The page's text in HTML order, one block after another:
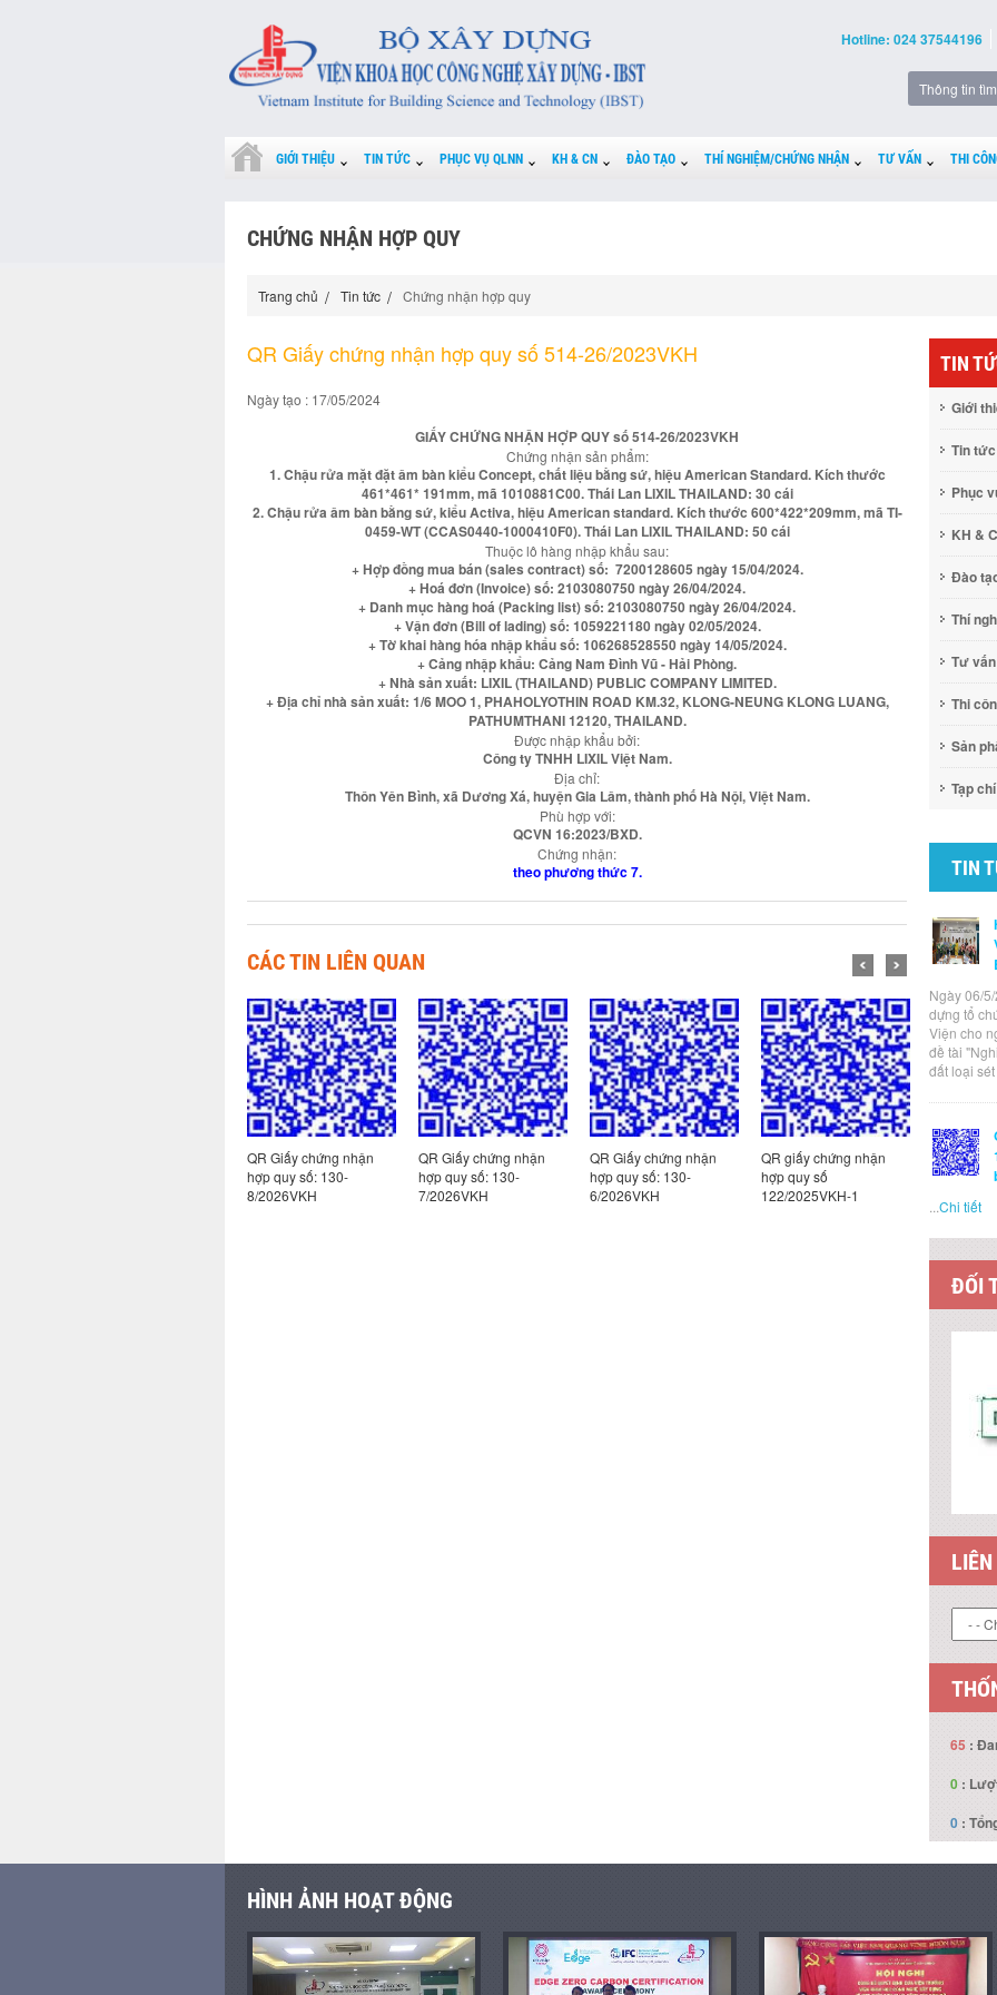
Hotline: 024 37544196
GIỚI THIỆU TIN TỨC PHỤC VỤ QLNN KH & CN ĐÀO TẠO THÍ NGHIỆM/CHỨNG NHẬN TƯ VẤN THI
CHỨNG NHẬN HỢP QUY
Trang chủ Tin tức Chứng nhận hợp quy
QR Giấy chứng nhận hợp quy số 514-26/2023VKH
Ngày tạo : 17/05/2024
GIẤY CHỨNG NHẬN HỢP QUY số 514-26/2023VKH
Chứng nhận sản phẩm:
1. Chậu rửa mặt đặt âm bàn kiểu Concept, chất liệu bằng sứ, hiệu American Standard. Kích thước
461*461* 191mm, mã 1010881C00. Thái Lan LIXIL THAILAND: 30 cái
2. Chậu rửa âm bàn bằng sứ, kiểu Activa, hiệu American standard. Kích thước 600*422*209mm, mã TI-
0459-WT (CCAS0440-1000410F0). Thái Lan LIXIL THAILAND: 50 cái
Thuộc lô hàng nhập khẩu sau:
+ Hợp đồng mua bán (sales contract) số: 7200128605 ngày 15/04/2024.
+ Hoá đơn (Invoice) số: 2103080750 ngày 26/04/2024.
+ Danh mục hàng hoá (Packing list) số: 2103080750 ngày 26/04/2024.
+ Vận đơn (Bill of lading) số: 1059221180 ngày 02/05/2024.
+ Tờ khai hàng hóa nhập khẩu số: 106268528550 ngày 14/05/2024.
+ Cảng nhập khẩu: Cảng Nam Đình Vũ - Hải Phòng.
+ Nhà sản xuất: LIXIL (THAILAND) PUBLIC COMPANY LIMITED.
+ Địa chỉ nhà sản xuất: 1/6 MOO 1, PHAHOLYOTHIN ROAD KM.32, KLONG-NEUNG KLONG LUANG,
PATHUMTHANI 12120, THAILAND.
Được nhập khẩu bởi:
Công ty TNHH LIXIL Việt Nam.
Địa chỉ:
Thôn Yên Bình, xã Dương Xá, huyện Gia Lâm, thành phố Hà Nội, Việt Nam.
Phù hợp với:
QCVN 16:2023/BXD.
Chứng nhận:
theo phương thức 7.
CÁC TIN LIÊN QUAN
QR Giấy chứng nhận
hợp quy số: 130-
8/2026VKH
QR Giấy chứng nhận
hợp quy số: 130-
7/2026VKH
QR Giấy chứng nhận
hợp quy số: 130-
6/2026VKH
QR giấy chứng nhận
hợp quy số
122/2025VKH-1
QR giấy
hợp quy
TIN
Giới
Tin tức
Phục
KH &
Đào
Thí
Tư vấn
Thi
Sản
Tạp chí
TIN
Ngày 06/
dựng tổ
Viện cho
đề tài
đất loại
...Chi tiết
ĐỐI
65 :
0 :
0 :
HÌNH ẢNH HOẠT ĐỘNG